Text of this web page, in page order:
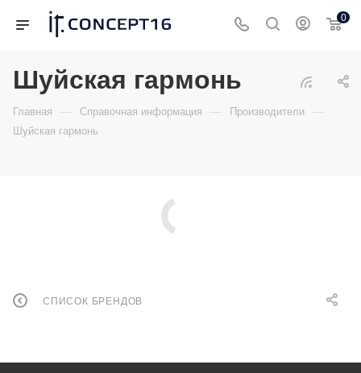
0
Шуйская гармонь
Главная — Справочная информация — Производители —
Шуйская гармонь
СПИСОК БРЕНДОВ